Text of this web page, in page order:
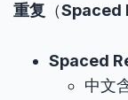
重复 （Spaced
Spaced
中文